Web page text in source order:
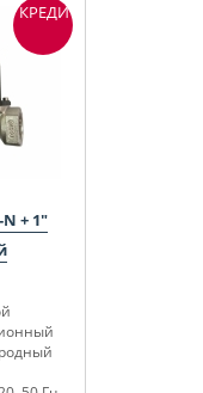
+ 1"
КРЕДИТ